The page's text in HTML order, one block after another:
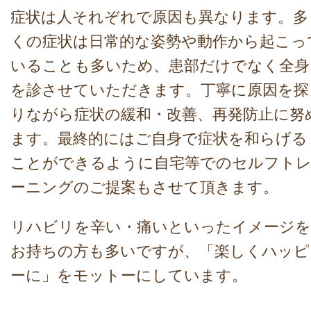
症状は人それぞれで原因も異なります。多
くの症状は日常的な姿勢や動作から起こっ
いることも多いため、患部だけでなく全身
を診させていただきます。丁寧に原因を探
りながら症状の緩和・改善、再発防止に努
ます。最終的にはご自身で症状を和らげる
ことができるように自宅等でのセルフトレ
ーニングのご提案もさせて頂きます。
リハビリを辛い・痛いといったイメージを
お持ちの方も多いですが、「楽しくハッピ
ーに」をモットーにしています。